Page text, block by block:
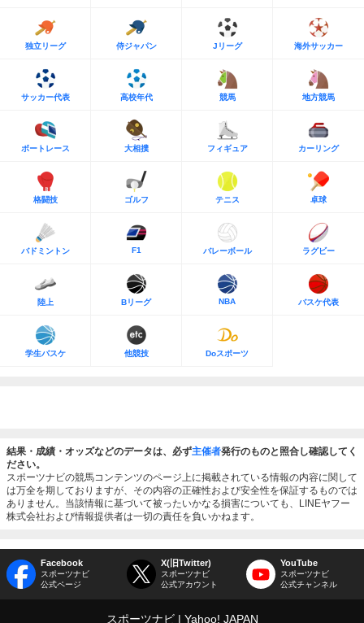
独立リーグ 侍ジャパン Jリーグ 海外サッカー
サッカー代表 高校年代 競馬 地方競馬
ボートレース 大相撲 フィギュア カーリング
格闘技 ゴルフ テニス 卓球
バドミントン F1 バレーボール ラグビー
陸上 Bリーグ NBA バスケ代表
学生バスケ 他競技 Doスポーツ
結果・成績・オッズなどのデータは、必ず主催者発行のものと照合し確認してく
ださい。
スポーツナビの競馬コンテンツのページ上に掲載されている情報の内容に関して
は万全を期しておりますが、その内容の正確性および安全性を保証するものでは
ありません。当該情報に基づいて被ったいかなる損害についても、LINEヤフー
株式会社および情報提供者は一切の責任を負いかねます。
Facebook
スポーツナビ
公式ページ
X(旧Twitter)
スポーツナビ
公式アカウント
YouTube
スポーツナビ
公式チャンネル
スポーツナビ Yahoo! JAPAN